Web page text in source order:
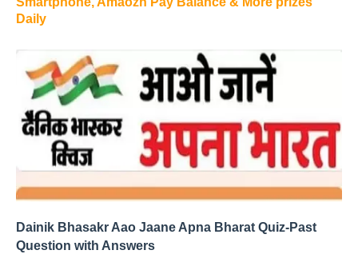
Daily
Dainik Bhasakr Aao Jaane Apna Bharat Quiz-Past
Question with Answers